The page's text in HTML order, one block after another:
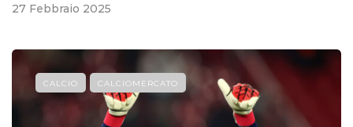
27 Febbraio 2025
CALCIO CALCIOMERCATO